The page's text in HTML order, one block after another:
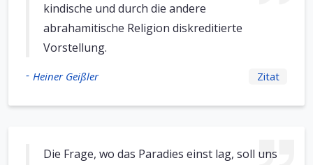
kindische und durch die andere
abrahamitische Religion diskreditierte
Vorstellung.
- Heiner Geißler Zitat
Die Frage, wo das Paradies einst lag, soll uns